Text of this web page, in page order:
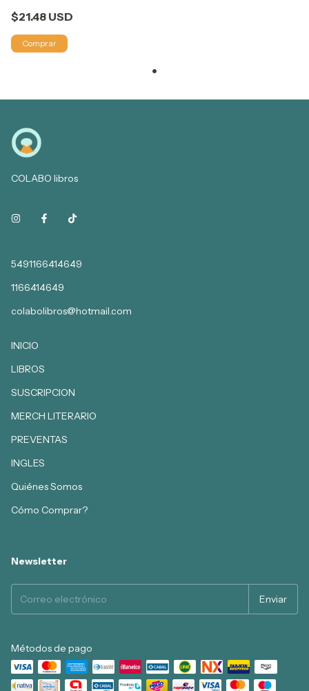
$21.48 USD
COLABO libros
5491166414649
1166414649
colabolibros@hotmail.com
INICIO
LIBROS
SUSCRIPCION
MERCH LITERARIO
PREVENTAS
INGLES
Quiénes Somos
Cómo Comprar?
Newsletter
Métodos de pago